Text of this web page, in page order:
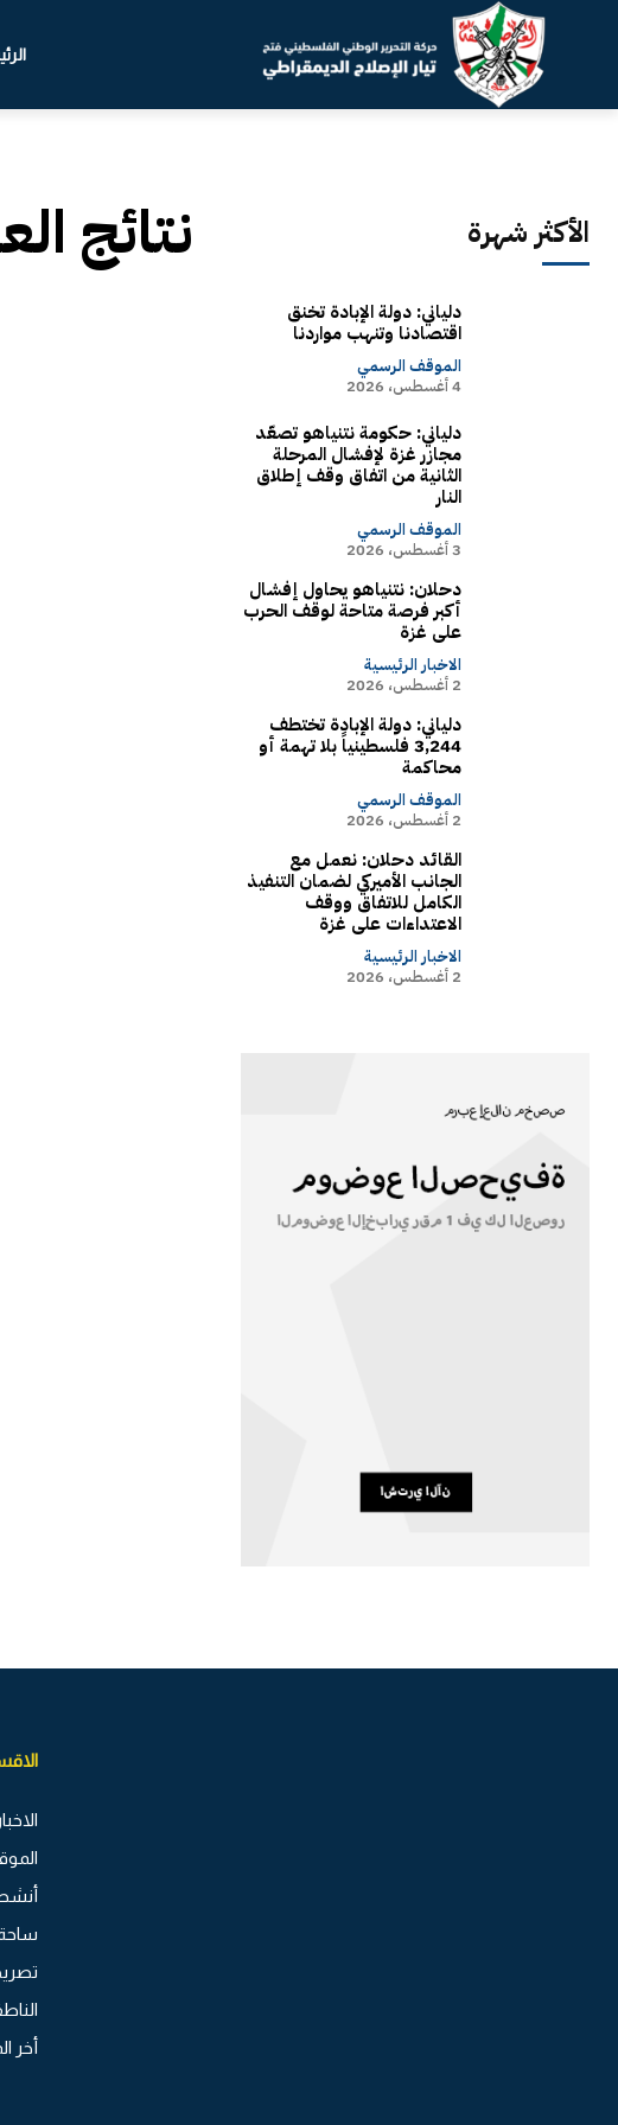
نتائج الأكثر شهرة
دلياني: دولة الإبادة تخنق
اقتصادنا وتنهب مواردنا
الموقف الرسمي
4 أغسطس، 2026
دلياني: حكومة نتنياهو تصعّد
مجازر غزة لإفشال المرحلة
الثانية من اتفاق وقف إطلاق
النار
الموقف الرسمي
3 أغسطس، 2026
دحلان: نتنياهو يحاول إفشال
أكبر فرصة متاحة لوقف الحرب
على غزة
الاخبار الرئيسية
2 أغسطس، 2026
دلياني: دولة الإبادة تختطف
3,244 فلسطينياً بلا تهمة أو
محاكمة
الموقف الرسمي
2 أغسطس، 2026
القائد دحلان: نعمل مع
الجانب الأميركي لضمان التنفيذ
الكامل للاتفاق ووقف
الاعتداءات على غزة
الاخبار الرئيسية
2 أغسطس، 2026
أخر